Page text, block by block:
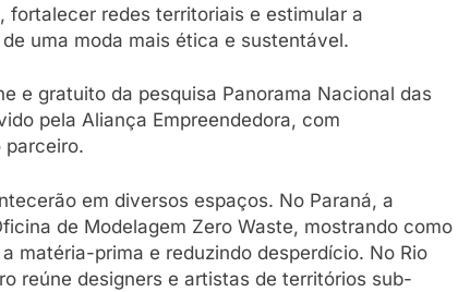
fortalecer redes territoriais e estimular a
uma moda mais ética e sustentável.
e gratuito da pesquisa Panorama Nacional das
pela Aliança Empreendedora, com
parceiro.
em diversos espaços. No Paraná, a
de Modelagem Zero Waste, mostrando como
matéria-prima e reduzindo desperdício. No Rio
reúne designers e artistas de territórios sub-